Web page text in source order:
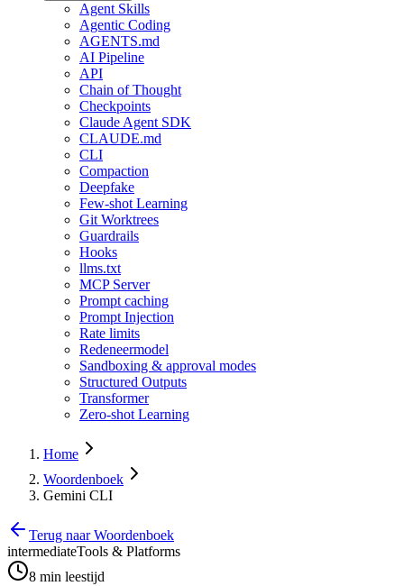
Agent Skills
Agentic Coding
AGENTS.md
AI Pipeline
API
Chain of Thought
Checkpoints
Claude Agent SDK
CLAUDE.md
CLI
Compaction
Deepfake
Few-shot Learning
Git Worktrees
Guardrails
Hooks
llms.txt
MCP Server
Prompt caching
Prompt Injection
Rate limits
Redeneermodel
Sandboxing & approval modes
Structured Outputs
Transformer
Zero-shot Learning
Home
Woordenboek
Gemini CLI
Terug naar Woordenboek
intermediateTools & Platforms
8 min leestijd